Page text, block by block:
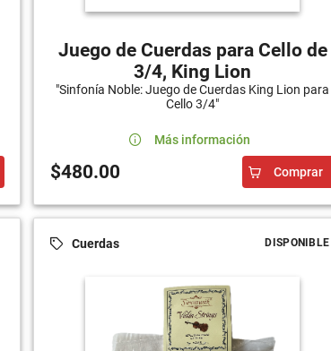
Juego de Cuerdas para Cello de
3/4, King Lion
"Sinfonía Noble: Juego de Cuerdas King Lion para
Cello 3/4"
Más información
$480.00 Comprar
Cuerdas DISPONIBLE